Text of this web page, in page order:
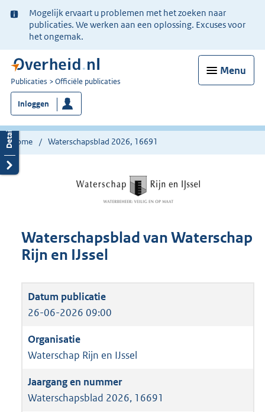
Ter
informatie:
Mogelijk ervaart u problemen met het zoeken naar
publicaties. We werken aan een oplossing. Excuses voor
het ongemak.
Menu
U
bent
nu
hier:
Publicaties Officiële publicaties
Inloggen
Home Waterschapsblad 2026, 16691
Waterschapsblad van Waterschap
Rijn en IJssel
26-06-2026 09:00
Waterschap Rijn en IJssel
Waterschapsblad 2026, 16691